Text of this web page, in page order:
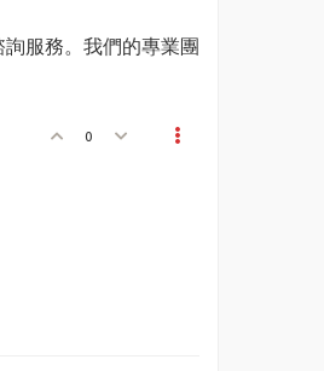
服務。我們的專業團
0